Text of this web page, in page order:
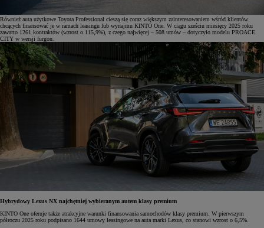
Również auta użytkowe Toyota Professional cieszą się coraz większym zainteresowaniem wśród klientów
chcących finansować je w ramach leasingu lub wynajmu KINTO One. W ciągu sześciu miesięcy 2025 roku
zawarto 1261 kontraktów (wzrost o 115,9%), z czego najwięcej – 508 umów – dotyczyło modelu PROACE
CITY w wersji furgon.
Hybrydowy Lexus NX najchętniej wybieranym autem klasy premium
KINTO One oferuje także atrakcyjne warunki finansowania samochodów klasy premium. W pierwszym
półroczu 2025 roku podpisano 1644 umowy leasingowe na auta marki Lexus, co stanowi wzrost o 6,5%.